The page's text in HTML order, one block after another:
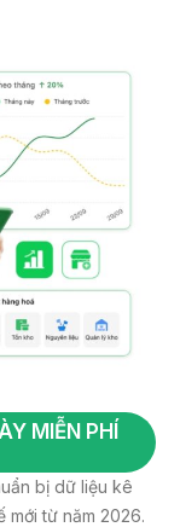
MIỄN PHÍ
bị dữ liệu kê
mới từ năm 2026.